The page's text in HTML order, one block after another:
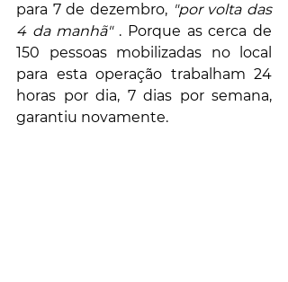
para 7 de dezembro, "por volta das
4 da manhã" . Porque as cerca de
150 pessoas mobilizadas no local
para esta operação trabalham 24
horas por dia, 7 dias por semana,
garantiu novamente.